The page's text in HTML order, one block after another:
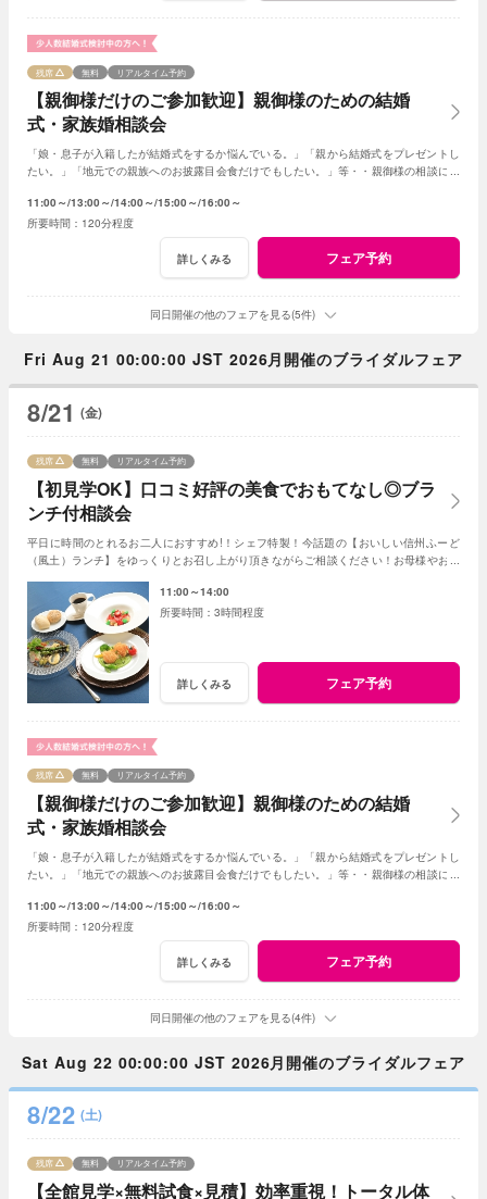
【親御様だけのご参加歓迎】親御様のための結婚
式・家族婚相談会
残席 無料 リアルタイム予約
「娘・息子が入籍したが結婚式をするか悩んでいる。」「親から結婚式をプレゼントし
たい。」「地元での親族へのお披露目会食だけでもしたい。」等・・親御様の相談にベ
11:00～ 13:00～ 14:00～ 15:00～ 16:00～
120分程度
詳しくみる フェア予約
同日開催の他のフェアを見る(5件)
Fri Aug 21 00:00:00 JST 2026月開催のブライダルフェア
8/21 (金)
【初見学OK】口コミ好評の美食でおもてなし◎ブラ
ンチ付相談会
残席 無料 リアルタイム予約
平日に時間のとれるお二人におすすめ!！シェフ特製！今話題の【おいしい信州ふーど
（風土）ランチ】をゆっくりとお召し上がり頂きながらご相談ください！お母様やお姉
11:00～14:00
3時間程度
詳しくみる フェア予約
【親御様だけのご参加歓迎】親御様のための結婚
式・家族婚相談会
残席 無料 リアルタイム予約
「娘・息子が入籍したが結婚式をするか悩んでいる。」「親から結婚式をプレゼントし
たい。」「地元での親族へのお披露目会食だけでもしたい。」等・・親御様の相談にベ
11:00～ 13:00～ 14:00～ 15:00～ 16:00～
120分程度
詳しくみる フェア予約
同日開催の他のフェアを見る(4件)
Sat Aug 22 00:00:00 JST 2026月開催のブライダルフェア
8/22 (土)
【全館見学×無料試食×見積】効率重視！トータル体
残席 無料 リアルタイム予約